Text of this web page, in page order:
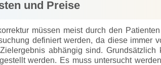
und Preise
müssen meist durch den
definiert werden, da diese immer
abhängig sind. Grundsätzlich
werden. Es muss untersucht